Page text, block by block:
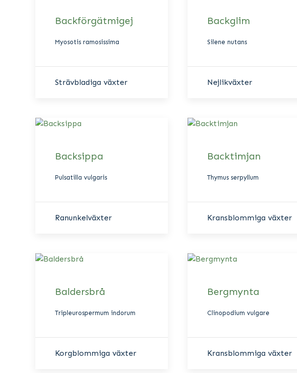
Backförgätmigej
Myosotis ramosissima
Strävbladiga växter
Backglim
Silene nutans
Nejlikväxter
Backsippa
Pulsatilla vulgaris
Ranunkelväxter
Backtimjan
Thymus serpyllum
Kransblommiga växter
Baldersbrå
Tripleurospermum indorum
Korgblommiga växter
Bergmynta
Clinopodium vulgare
Kransblommiga växter